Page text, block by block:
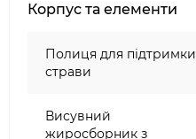
Корпус та елементи
Полиця для підтримки
страви
Висувний
жиросборник з